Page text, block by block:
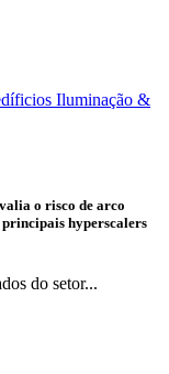
Iluminação &
o risco de arco
principais hyperscalers
do setor...